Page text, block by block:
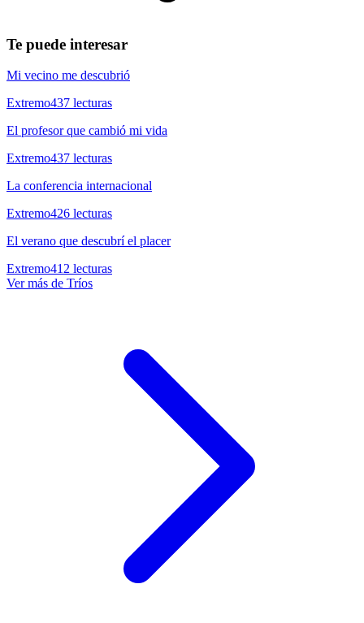
Te puede interesar
Mi vecino me descubrió
Extremo437 lecturas
El profesor que cambió mi vida
Extremo437 lecturas
La conferencia internacional
Extremo426 lecturas
El verano que descubrí el placer
Extremo412 lecturas
Ver más de Tríos